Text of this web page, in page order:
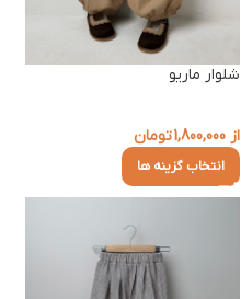
شلوار ماریو
از 1,800,000تومان
انتخاب گزینه ها